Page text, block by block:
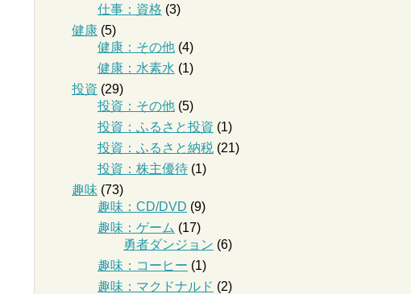
仕事：資格 (3)
健康 (5)
健康：その他 (4)
健康：水素水 (1)
投資 (29)
投資：その他 (5)
投資：ふるさと投資 (1)
投資：ふるさと納税 (21)
投資：株主優待 (1)
趣味 (73)
趣味：CD/DVD (9)
趣味：ゲーム (17)
勇者ダンジョン (6)
趣味：コーヒー (1)
趣味：マクドナルド (2)